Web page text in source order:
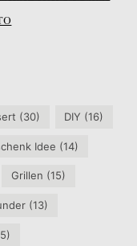
(30) DIY (16)
Idee (14)
Grillen (15)
(13)